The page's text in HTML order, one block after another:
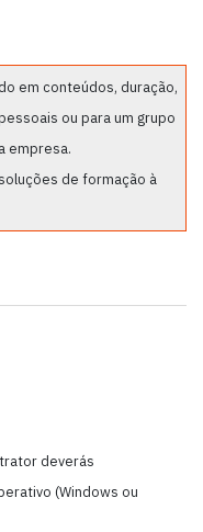
em conteúdos, duração,
ou para um grupo
empresa.
de formação à
deverás
(Windows ou